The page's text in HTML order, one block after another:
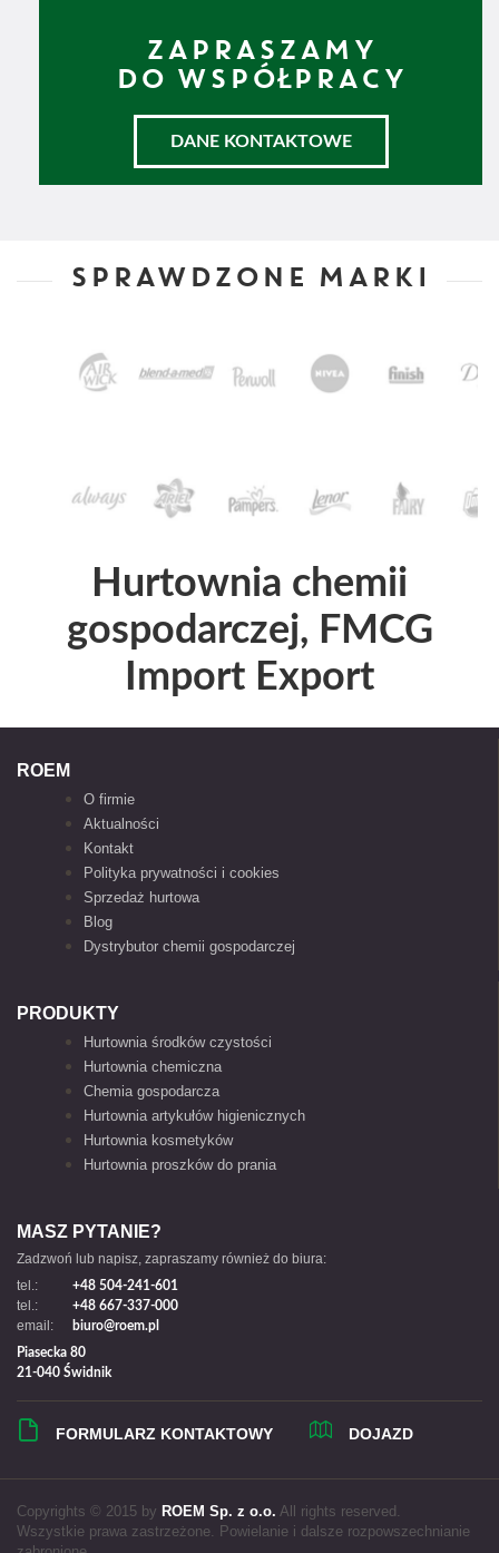
ZAPRASZAMY
DO WSPÓŁPRACY
DANE KONTAKTOWE
SPRAWDZONE MARKI
Hurtownia chemii
gospodarczej, FMCG
Import Export
ROEM
O firmie
Aktualności
Kontakt
Polityka prywatności i cookies
Sprzedaż hurtowa
Blog
Dystrybutor chemii gospodarczej
PRODUKTY
Hurtownia środków czystości
Hurtownia chemiczna
Chemia gospodarcza
Hurtownia artykułów higienicznych
Hurtownia kosmetyków
Hurtownia proszków do prania
MASZ PYTANIE?
Zadzwoń lub napisz, zapraszamy również do biura:
tel.:
+48 504-241-601
tel.: +48 667-337-000
email:
biuro@roem.pl
Piasecka 80
21-040 Świdnik
FORMULARZ KONTAKTOWY DOJAZD
Copyrights © 2015 by ROEM Sp. z o.o. All rights reserved.
Wszystkie prawa zastrzeżone. Powielanie i dalsze rozpowszechnianie